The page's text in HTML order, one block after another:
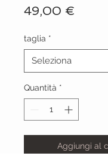
49,00 €
taglia *
Quantità *
Aggiungi al